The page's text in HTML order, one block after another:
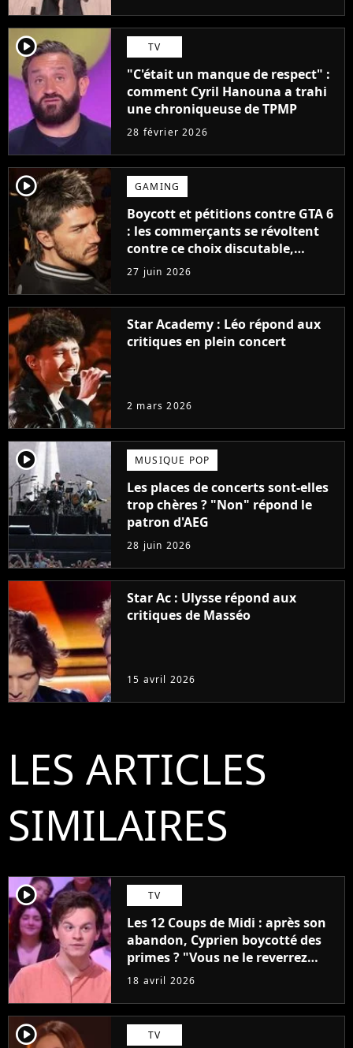
player2 TV
"C'était un manque de respect" :
comment Cyril Hanouna a trahi
une chroniqueuse de TPMP
28 février 2026
player2 GAMING
Boycott et pétitions contre GTA 6
: les commerçants se révoltent
contre ce choix discutable,
Rockstar fait déjà volte-face
27 juin 2026
Star Academy : Léo répond aux
critiques en plein concert
2 mars 2026
player2 MUSIQUE POP
Les places de concerts sont-elles
trop chères ? "Non" répond le
patron d'AEG
28 juin 2026
Star Ac : Ulysse répond aux
critiques de Masséo
15 avril 2026
LES ARTICLES
SIMILAIRES
player2 TV
Les 12 Coups de Midi : après son
abandon, Cyprien boycotté des
primes ? "Vous ne le reverrez
plus"
18 avril 2026
player2 TV